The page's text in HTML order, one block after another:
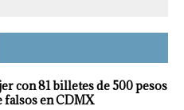
con 81 billetes de 500 pesos
falsos en CDMX